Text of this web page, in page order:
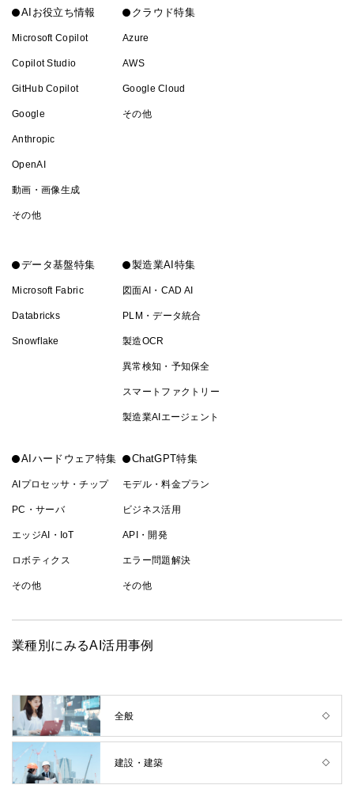
AIお役立ち情報
Microsoft Copilot
Copilot Studio
GitHub Copilot
Google
Anthropic
OpenAI
動画・画像生成
その他
クラウド特集
Azure
AWS
Google Cloud
その他
データ基盤特集
Microsoft Fabric
Databricks
Snowflake
製造業AI特集
図面AI・CAD AI
PLM・データ統合
製造OCR
異常検知・予知保全
スマートファクトリー
製造業AIエージェント
AIハードウェア特集
AIプロセッサ・チップ
PC・サーバ
エッジAI・IoT
ロボティクス
その他
ChatGPT特集
モデル・料金プラン
ビジネス活用
API・開発
エラー問題解決
その他
業種別にみるAI活用事例
全般
建設・建築